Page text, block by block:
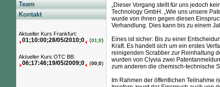
Team
Kontakt
Aktueller Kurs Frankfurt:
01;10:00;28/05/2010;0 (01;0)
Aktueller Kurs OTC BB:
06;17:46;19/05/2009;0 (00;0)
„Dieser Vorgang stellt für uns jedoch
Technology GmbH. „Wie uns unsere
wurde von ihnen gegen diesen
Verhandlung. Dies kann bis zu einem
Eines ist sicher: Bis zu einer
Kraft. Es handelt sich um ein erstes
reinigenden Scrabber zur Reinhaltung
wurden von Clyvia zwei
zum anderen die chemisch-technische
Im Rahmen der öffentlichen Teilnahme